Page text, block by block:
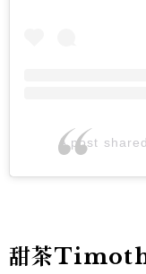
A post
甜茶